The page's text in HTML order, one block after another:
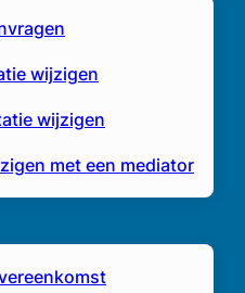
wijzigen
wijzigen
met een mediator